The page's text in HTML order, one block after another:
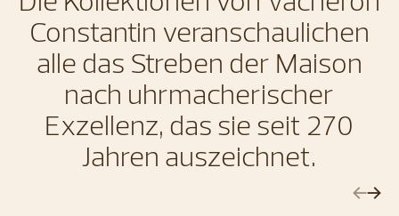
Constantin veranschaulichen
alle das Streben der Maison
nach uhrmacherischer
Exzellenz, das sie seit 270
Jahren auszeichnet.